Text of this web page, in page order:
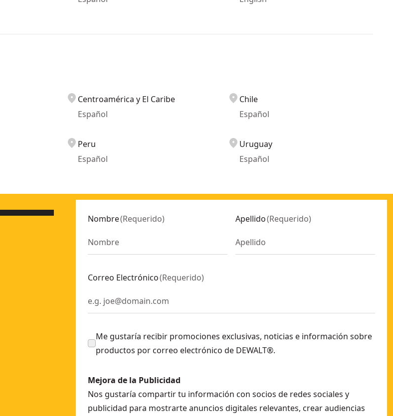
Centroamérica y El Caribe
Español
Chile
Español
Peru
Español
Uruguay
Español
Nombre(Requerido) Apellido(Requerido)
Correo Electrónico(Requerido)
Me gustaría recibir promociones exclusivas, noticias e información sobre
productos por correo electrónico de DEWALT®.
Mejora de la Publicidad
Nos gustaría compartir tu información con socios de redes sociales y
publicidad para mostrarte anuncios digitales relevantes, crear audiencias